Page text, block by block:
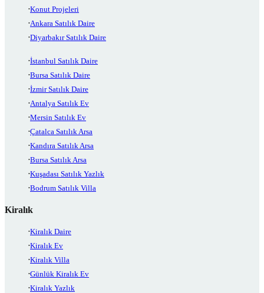
Konut Projeleri
Ankara Satılık Daire
Diyarbakır Satılık Daire
İstanbul Satılık Daire
Bursa Satılık Daire
İzmir Satılık Daire
Antalya Satılık Ev
Mersin Satılık Ev
Çatalca Satılık Arsa
Kandıra Satılık Arsa
Bursa Satılık Arsa
Kuşadası Satılık Yazlık
Bodrum Satılık Villa
Kiralık
Kiralık Daire
Kiralık Ev
Kiralık Villa
Günlük Kiralık Ev
Kiralık Yazlık